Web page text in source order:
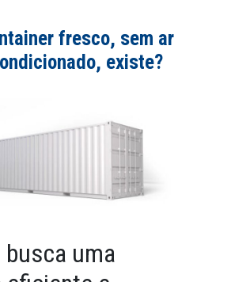
fresco, sem ar
existe?
busca uma